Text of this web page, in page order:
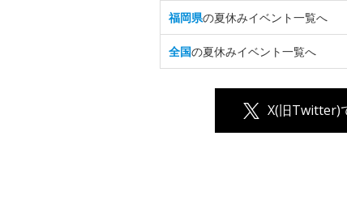
福岡県の夏休みイベント一覧へ
全国の夏休みイベント一覧へ
X(旧Twitter)